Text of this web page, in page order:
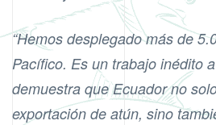
“Hemos desplegado más de
Pacífico. Es un trabajo inédito
demuestra que Ecuador no
exportación de atún, sino